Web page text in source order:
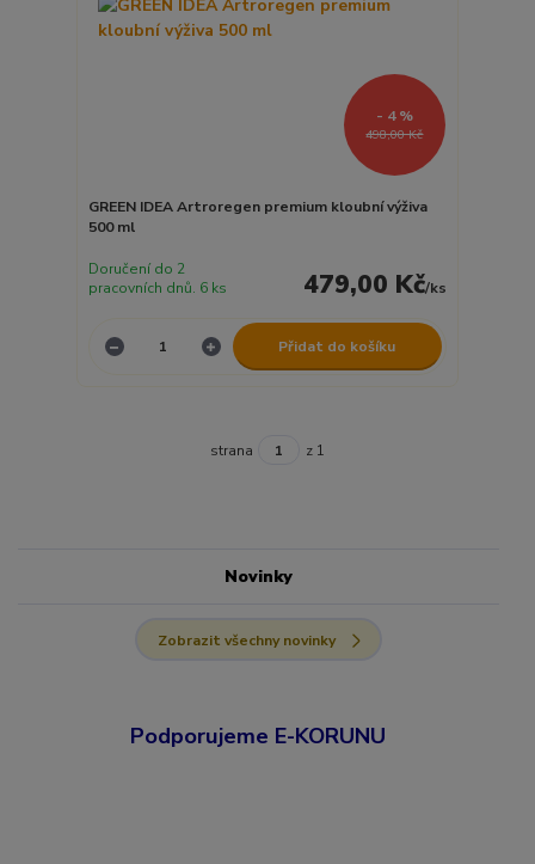
498,00 Kč
- 4 %
GREEN IDEA Artroregen premium kloubní výživa
500 ml
479,00 Kč/ks
Doručení do 2
pracovních dnů. 6 ks
Přidat do košíku
strana z 1
Novinky
Zobrazit všechny novinky
Podporujeme E-KORUNU